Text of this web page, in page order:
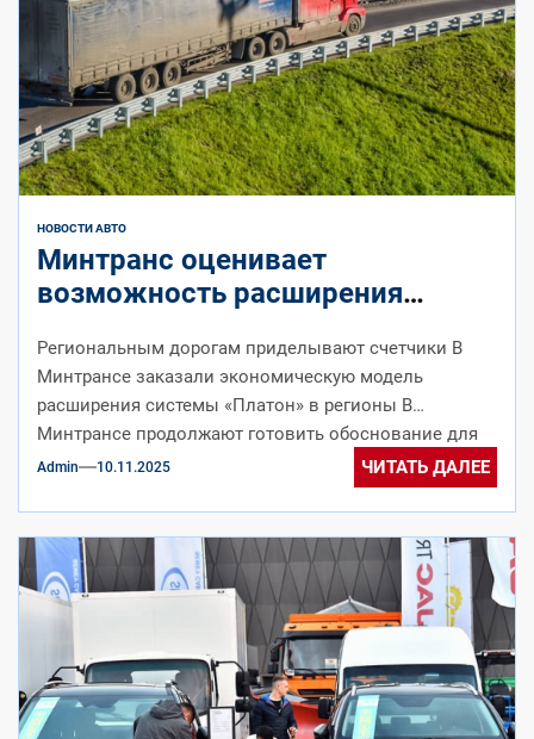
НОВОСТИ АВТО
Минтранс оценивает
возможность расширения
Региональным дорогам приделывают счетчики В
Минтрансе заказали экономическую модель
расширения системы «Платон» в регионы В
Минтрансе продолжают готовить обоснование для
расширения системы «Платон» и взимания...
Admin 10.11.2025 ЧИТАТЬ ДАЛЕЕ